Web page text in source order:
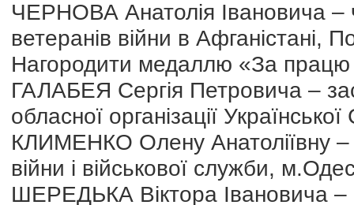
ЧЕРНОВА Анатолія Івановича –
ветеранів війни в Афганістані,
Нагородити медаллю «За працю
ГАЛАБЕЯ Сергія Петровича –
обласної організації
КЛИМЕНКО Олену Анатоліївну –
війни і військової служби,
ШЕРЕДЬКА Віктора Івановича –